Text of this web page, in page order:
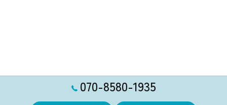
070-8580-1935